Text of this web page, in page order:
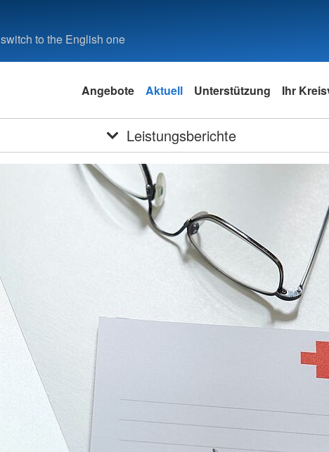
to the English one
Angebote Aktuell Unterstützung Ihr
Leistungsberichte